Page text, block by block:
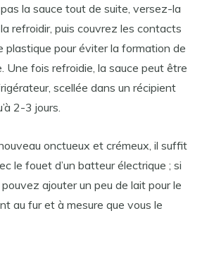
pas la sauce tout de suite, versez-la
refroidir, puis couvrez les contacts
plastique pour éviter la formation de
Une fois refroidie, la sauce peut être
scellée dans un récipient
2-3 jours.
onctueux et crémeux, il suffit
le fouet d’un batteur électrique ; si
ajouter un peu de lait pour le
au fur et à mesure que vous le